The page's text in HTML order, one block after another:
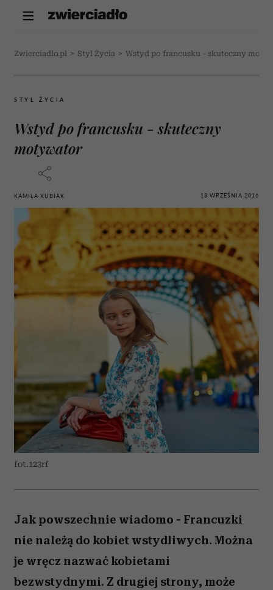
Zwierciadlo.pl > Styl Życia > Wstyd po francusku - skuteczny
STYL ŻYCIA
Wstyd po francusku - skuteczny
motywator
KAMILA KUBIAK 13 WRZEŚNIA 2016
fot.123rf
Jak powszechnie wiadomo - Francuzki
nie należą do kobiet wstydliwych. Można
je wręcz nazwać kobietami
bezwstydnymi. Z drugiej strony, może